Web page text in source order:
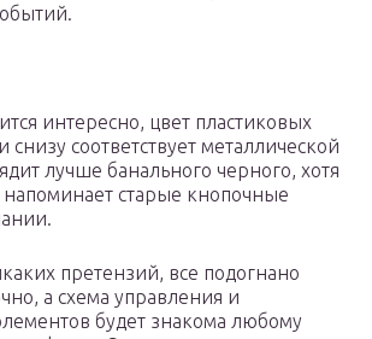
интересно, цвет пластиковых
снизу соответствует металлической
лучше банального черного, хотя
старые кнопочные
претензий, все подогнано
а схема управления и
будет знакома любому